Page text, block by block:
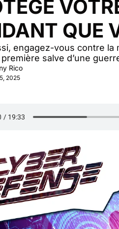
QUE
engagez-vous contre la
salve d’une
Rico
2025